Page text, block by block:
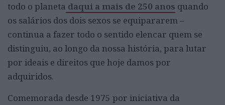
todo o planeta daqui a mais de 250 anos quando
os salários dos dois sexos se equipararem –
continua a fazer todo o sentido elencar quem se
distinguiu, ao longo da nossa história, para lutar
por ideais e direitos que hoje damos por
adquiridos.
Comemorada desde 1975 por iniciativa da